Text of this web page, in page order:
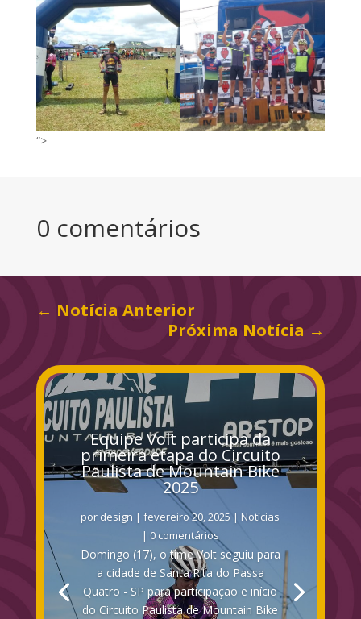
“>
0 comentários
← Notícia Anterior
Próxima Notícia →
Equipe Volt participa da
primeira etapa do Circuito
Paulista de Mountain Bike
2025
por design |fevereiro 20, 2025 | Notícias
| 0 comentários
Domingo (17), o time Volt seguiu para
a cidade de Santa Rita do Passa
Quatro - SP para participação e início
do Circuito Paulista de Mountain Bike